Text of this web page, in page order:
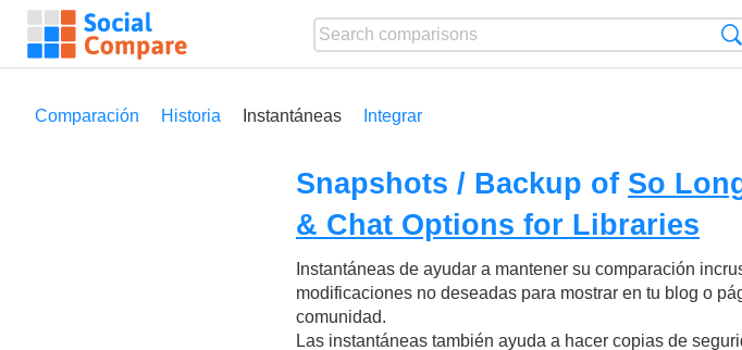
Comparación Historia Instantáneas Integrar
Snapshots / Backup of So
& Chat Options for Libraries
Instantáneas de ayudar a mantener su comparación
modificaciones no deseadas para mostrar en tu blog o
comunidad.
Las instantáneas también ayuda a hacer copias de